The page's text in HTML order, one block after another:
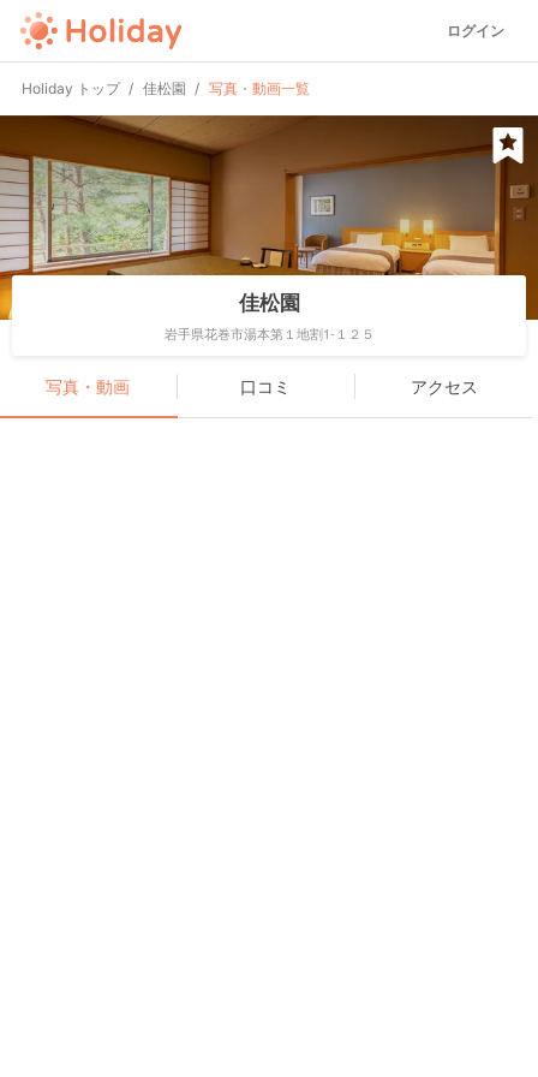
ログイン
Holiday トップ 佳松園 写真・動画一覧
佳松園
岩手県花巻市湯本第１地割1-１２５
写真・動画 口コミ アクセス